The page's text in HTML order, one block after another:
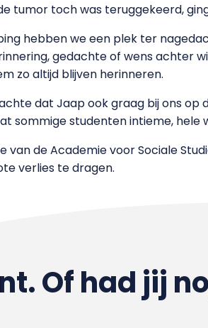
tumor toch was teruggekeerd,
hebben we een plek ter
gedachte of wens achter
zo altijd blijven herinneren.
dat Jaap ook graag bij ons op
sommige studenten intieme, hele
de Academie voor Sociale
verlies te dragen.
Of had jij